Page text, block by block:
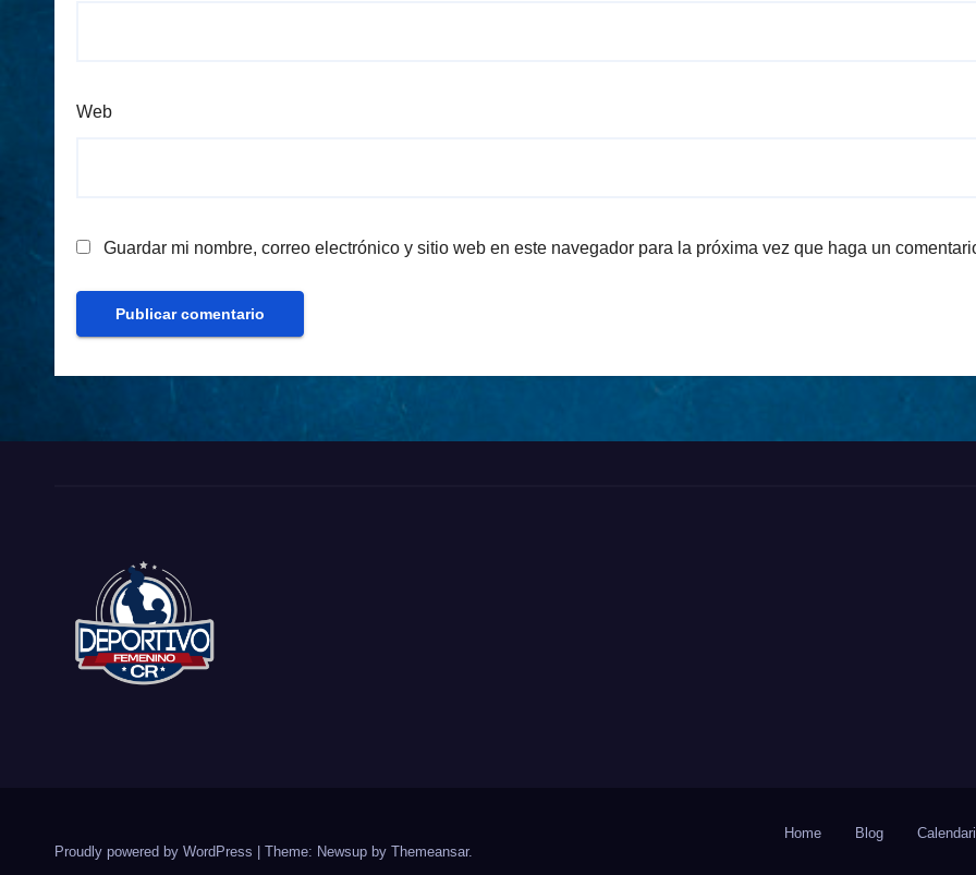
Web
Guardar mi nombre, correo electrónico y sitio web en este navegador para la próxima vez que haga un
Proudly powered by WordPress | Theme: Newsup by Themeansar.
Home Blog